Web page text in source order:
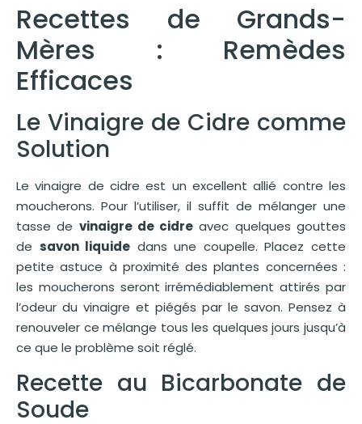
Recettes de Grands-
Mères : Remèdes
Efficaces
Le Vinaigre de Cidre comme
Solution
Le vinaigre de cidre est un excellent allié contre les
moucherons. Pour l’utiliser, il suffit de mélanger une
tasse de vinaigre de cidre avec quelques gouttes
de savon liquide dans une coupelle. Placez cette
petite astuce à proximité des plantes concernées :
les moucherons seront irrémédiablement attirés par
l’odeur du vinaigre et piégés par le savon. Pensez à
renouveler ce mélange tous les quelques jours jusqu’à
ce que le problème soit réglé.
Recette au Bicarbonate de
Soude